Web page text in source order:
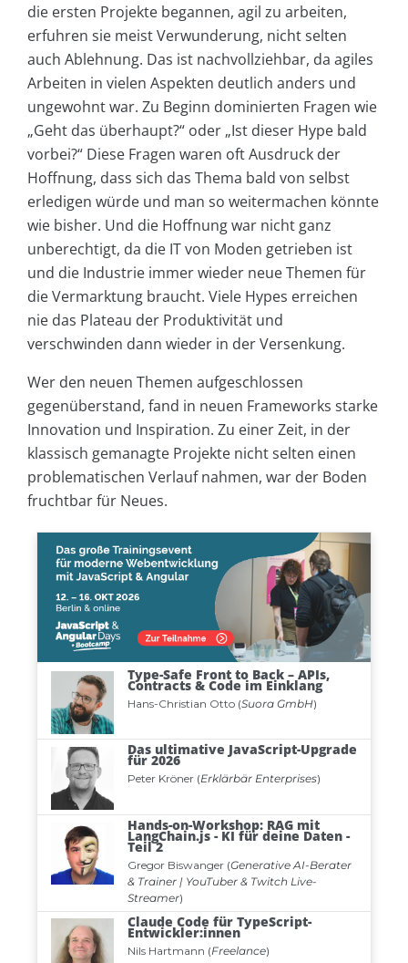
die ersten Projekte begannen, agil zu arbeiten,
erfuhren sie meist Verwunderung, nicht selten
auch Ablehnung. Das ist nachvollziehbar, da agiles
Arbeiten in vielen Aspekten deutlich anders und
ungewohnt war. Zu Beginn dominierten Fragen wie
„Geht das überhaupt?“ oder „Ist dieser Hype bald
vorbei?“ Diese Fragen waren oft Ausdruck der
Hoffnung, dass sich das Thema bald von selbst
erledigen würde und man so weitermachen könnte
wie bisher. Und die Hoffnung war nicht ganz
unberechtigt, da die IT von Moden getrieben ist
und die Industrie immer wieder neue Themen für
die Vermarktung braucht. Viele Hypes erreichen
nie das Plateau der Produktivität und
verschwinden dann wieder in der Versenkung.
Wer den neuen Themen aufgeschlossen
gegenüberstand, fand in neuen Frameworks starke
Innovation und Inspiration. Zu einer Zeit, in der
klassisch gemanagte Projekte nicht selten einen
problematischen Verlauf nahmen, war der Boden
fruchtbar für Neues.